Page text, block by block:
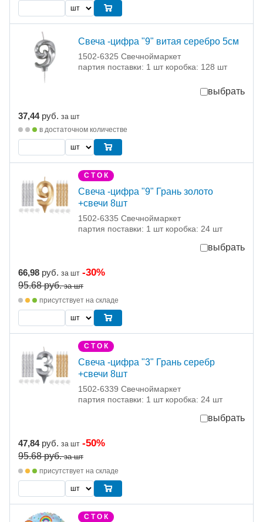
Свеча -цифра "9" витая серебро 5см
1502-6325 Свечноймаркет
партия поставки: 1 шт коробка: 128 шт
выбрать
37,44 руб. за шт
в достаточном количестве
С Т О К
Свеча -цифра "9" Грань золото
+свечи 8шт
1502-6335 Свечноймаркет
партия поставки: 1 шт коробка: 24 шт
выбрать
66,98 руб. за шт -30%
95.68руб. за шт
присутствует на складе
С Т О К
Свеча -цифра "3" Грань серебр
+свечи 8шт
1502-6339 Свечноймаркет
партия поставки: 1 шт коробка: 24 шт
выбрать
47,84 руб. за шт -50%
95.68руб. за шт
присутствует на складе
С Т О К